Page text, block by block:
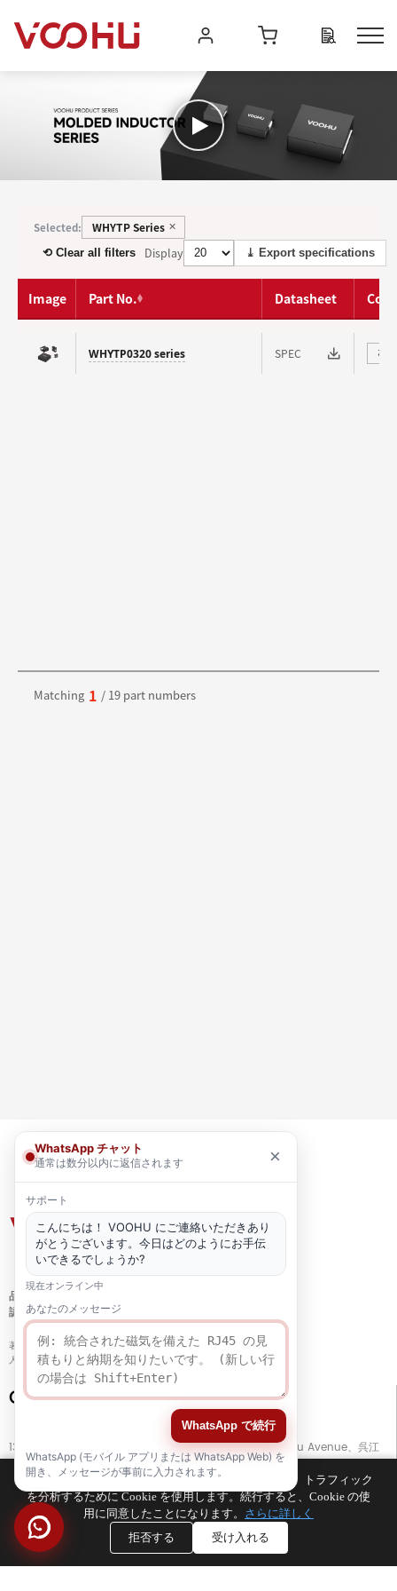
Selected: WHYTP Series ✕
⟲ Clear all filters Display ⤓ Export specifications
Image Part No. Datasheet
WHYTP0320 series SPEC ⇄
Matching 1 / 19 part numbers
品質
認証
著作権 © 2021-2026 voohuele.com 全著作権所有
人気の製品- サイトマップ-スペシャル
Connect with Us
13階、ビルG、開平ビジネスセンター、No. 11666 East Taihu Avenue、呉江
区、蘇州市、江蘇省、中国
TEL +86 133 5804 1040 (WhatsApp)
TEL
+86 180 2130 1136 / +86 133 3865 5578
E-MAIL
voohu@voohuele.com
お客様のブラウジング エクスペリエンスを向上させ、トラフィック
を分析するために Cookie を使用します。続行すると、Cookie の使
用に同意したことになります。 さらに詳しく
拒否する
受け入れる
WhatsApp チャット
通常は数分以内に返信されます ×
サポート
こんにちは！ VOOHU にご連絡いただきあり
がとうございます。今日はどのようにお手伝
いできるでしょうか?
現在オンライン中
あなたのメッセージ
WhatsApp で続行
WhatsApp (モバイル アプリまたは WhatsApp Web) を
開き、メッセージが事前に入力されます。